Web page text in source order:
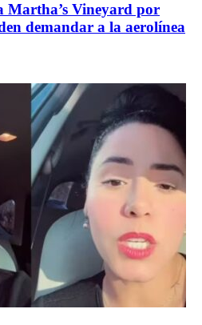
Martha’s Vineyard por
demandar a la aerolínea